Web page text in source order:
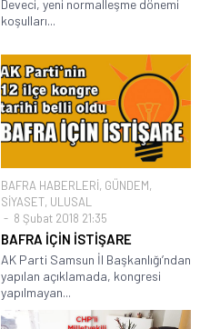
Deveci, yeni normalleşme dönemi
koşulları...
BAFRA HABERLERİ, GÜNDEM,
SİYASET, ULUSAL
8 Şubat 2018 21:35
BAFRA İÇİN İSTİŞARE
AK Parti Samsun İl Başkanlığı’ndan
yapılan açıklamada, kongresi
yapılmayan...